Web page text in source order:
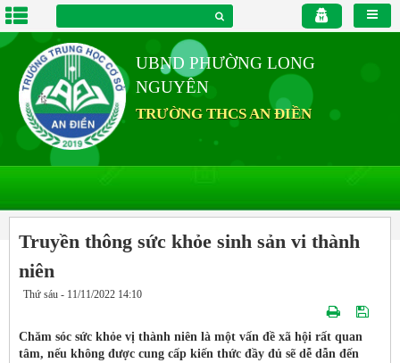
UBND PHƯỜNG LONG
NGUYÊN
TRƯỜNG THCS AN ĐIỀN
Truyền thông sức khỏe sinh sản vi thành
niên
Thứ sáu - 11/11/2022 14:10
Chăm sóc sức khỏe vị thành niên là một vấn đề xã hội rất quan
tâm, nếu không được cung cấp kiến thức đầy đủ sẽ dễ dẫn đến